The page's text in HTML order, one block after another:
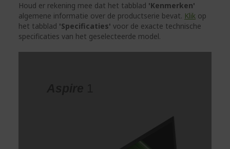
Houd er rekening mee dat het tabblad 'Kenmerken'
algemene informatie over de productserie bevat. Klik op
het tabblad 'Specificaties' voor de exacte technische
specificaties van het geselecteerde model.